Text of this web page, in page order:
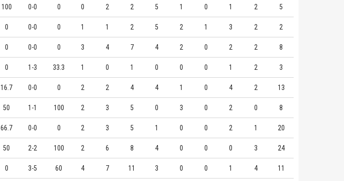
100 0-0 0 0 2 2 5 1 0 1 2 5
0 0-0 0 1 1 2 5 2 1 3 2 2
0 0-0 0 3 4 7 4 2 0 2 2 8
0 1-3 33.3 1 0 1 0 0 0 1 2 3
16.7 0-0 0 2 2 4 4 1 0 4 2 13
50 1-1 100 2 3 5 0 3 0 2 0 8
66.7 0-0 0 2 3 5 1 0 0 2 1 20
50 2-2 100 2 6 8 4 0 0 0 3 24
0 3-5 60 4 7 11 3 0 0 1 4 11